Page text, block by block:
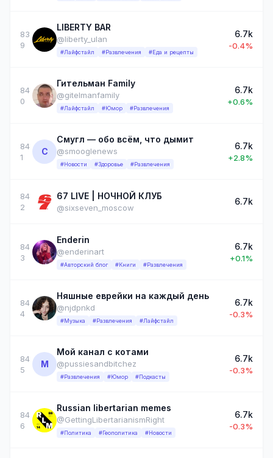
83
9
LIBERTY BAR
@liberty_ulan
#Лайфстайл #Развлечения #Еда и рецепты
6.7k
-0.4%
84
0
Гительман Family
@gitelmanfamily
#Лайфстайл #Юмор #Развлечения
6.7k
+0.6%
84
1
С
Смугл — обо всём, что дымит
@smooglenews
#Новости #Здоровье #Развлечения
6.7k
+2.8%
84
2
67 LIVE | НОЧНОЙ КЛУБ
@sixseven_moscow
6.7k
84
3
Enderin
@enderinart
#Авторский блог #Книги #Развлечения
6.7k
+0.1%
84
4
Няшные еврейки на каждый день
@njdpnkd
#Музыка #Развлечения #Лайфстайл
6.7k
-0.3%
84
5
М
Мой канал с котами
@pussiesandbitchez
#Развлечения #Юмор #Подкасты
6.7k
-0.3%
84
6
Russian libertarian memes
@GettingLibertarianismRight
#Политика #Геополитика #Новости
6.7k
-0.3%